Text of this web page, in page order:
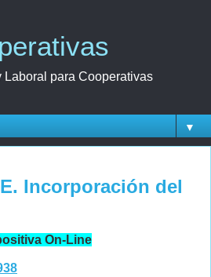
Laboral para Cooperativas
▼
Incorporación del
On-Line